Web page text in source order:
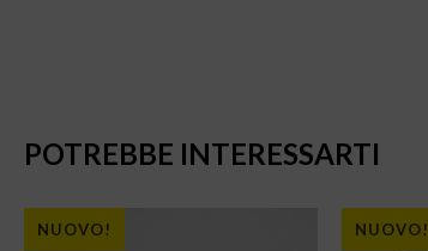
POTREBBE INTERESSARTI
NUOVO! NUOVO!